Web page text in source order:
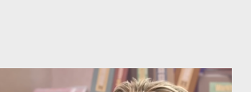
you'll find a site from which to download